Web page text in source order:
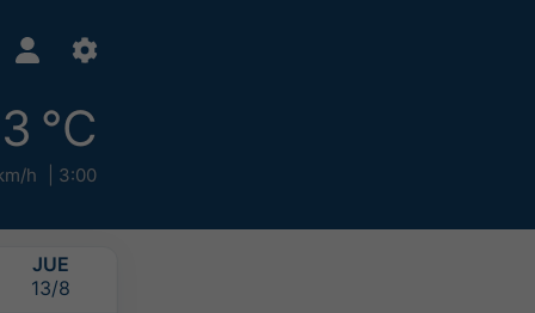
°C
h 3:00
JUE
13/8